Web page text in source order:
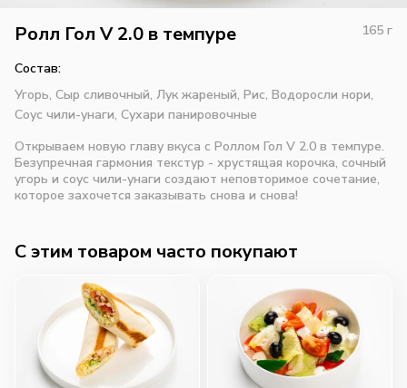
Ролл Гол V 2.0 в темпуре 165 г
Состав:
Угорь, Сыр сливочный, Лук жареный, Рис, Водоросли нори,
Соус чили-унаги, Сухари панировочные
Открываем новую главу вкуса с Роллом Гол V 2.0 в темпуре.
Безупречная гармония текстур - хрустящая корочка, сочный
угорь и соус чили-унаги создают неповторимое сочетание,
которое захочется заказывать снова и снова!
C этим товаром часто покупают